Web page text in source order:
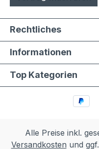
Rechtliches
Informationen
Top Kategorien
Alle Preise inkl.
Versandkosten und